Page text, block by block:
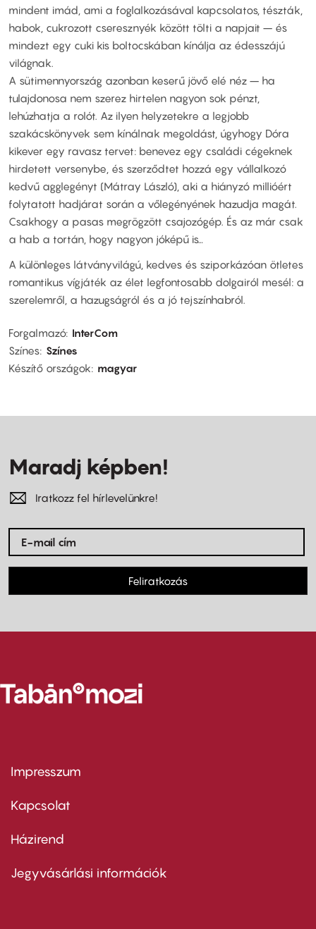
mindent imád, ami a foglalkozásával kapcsolatos, tészták,
habok, cukrozott cseresznyék között tölti a napjait – és
mindezt egy cuki kis boltocskában kínálja az édesszájú
világnak.
A sütimennyország azonban keserű jövő elé néz – ha
tulajdonosa nem szerez hirtelen nagyon sok pénzt,
lehúzhatja a rolót. Az ilyen helyzetekre a legjobb
szakácskönyvek sem kínálnak megoldást, úgyhogy Dóra
kikever egy ravasz tervet: benevez egy családi cégeknek
hirdetett versenybe, és szerződtet hozzá egy vállalkozó
kedvű agglegényt (Mátray László), aki a hiányzó millióért
folytatott hadjárat során a vőlegényének hazudja magát.
Csakhogy a pasas megrögzött csajozógép. És az már csak
a hab a tortán, hogy nagyon jóképű is…
A különleges látványvilágú, kedves és sziporkázóan ötletes
romantikus vígjáték az élet legfontosabb dolgairól mesél: a
szerelemről, a hazugságról és a jó tejszínhabról.
Forgalmazó InterCom
Színes Színes
Készítő országok
magyar
Maradj képben!
Iratkozz fel hírlevelünkre!
Feliratkozás
Footer
first
Impresszum
Kapcsolat
Footer
second
Házirend
Jegyvásárlási információk